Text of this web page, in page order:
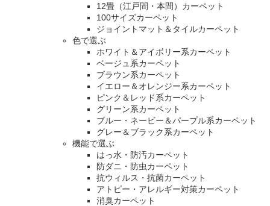
12畳（江戸間・本間）カーペット
100サイズカーペット
ジョイントマット＆タイルカーペット
色で選ぶ
ホワイト＆アイボリー系カーペット
ベージュ系カーペット
ブラウン系カーペット
イエロー＆オレンジー系カーペット
ピンク＆レッド系カーペット
グリーン系カーペット
ブルー・ネービー＆パープル系カーペット
グレー＆ブラック系カーペット
機能で選ぶ
はっ水・防汚カーペット
防ダニ・防虫カーペット
抗ウィルス・抗菌カーペット
アトピー・アレルギー対策カーペット
消臭カーペット